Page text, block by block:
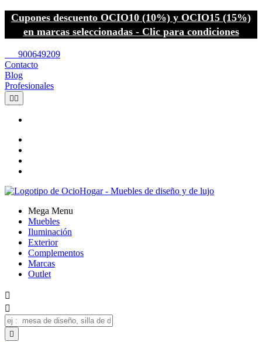
Cupones descuento OCIO10 (10%) y OCIO15 (15%)
en marcas seleccionadas - Clic para condiciones
900649209
Contacto
Blog
Profesionales
 
Mega Menu
Muebles
Iluminación
Exterior
Complementos
Marcas
Outlet


